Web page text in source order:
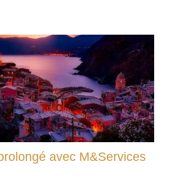
avec M&Services